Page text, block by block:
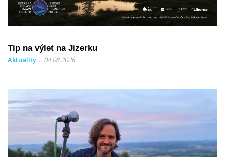
Tip na výlet na Jizerku
Aktuality 04.08.2026